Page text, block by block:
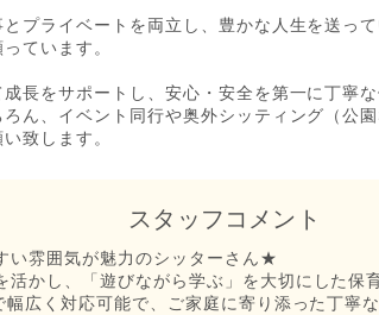
プライベートを両立し、豊かな人生を送っ
ています。
長をサポートし、安心・安全を第一に丁寧な
ん、イベント同行や奥外シッティング（公園
致します。
スタッフコメント
い雰囲気が魅力のシッターさん★
活かし、「遊びながら学ぶ」を大切にした保
広く対応可能で、ご家庭に寄り添った丁寧